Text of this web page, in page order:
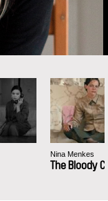
Nina Menkes
The Bloody